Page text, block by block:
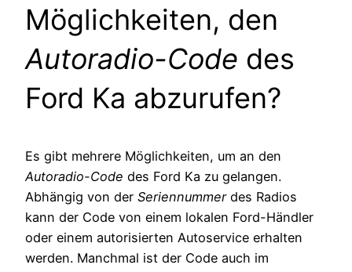
Möglichkeiten, den
Autoradio-Code des
Ford Ka abzurufen?
Es gibt mehrere Möglichkeiten, um an den
Autoradio-Code des Ford Ka zu gelangen.
Abhängig von der Seriennummerdes Radios
kann der Code von einem lokalen Ford-Händler
oder einem autorisierten Autoservice erhalten
werden. Manchmal ist der Code auch im